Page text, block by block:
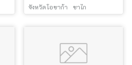
จังหวัดโอซาก้า ซาไก